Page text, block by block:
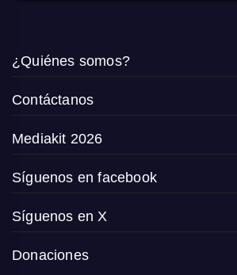
¿Quiénes somos?
Contáctanos
Mediakit 2026
Síguenos en facebook
Síguenos en X
Donaciones